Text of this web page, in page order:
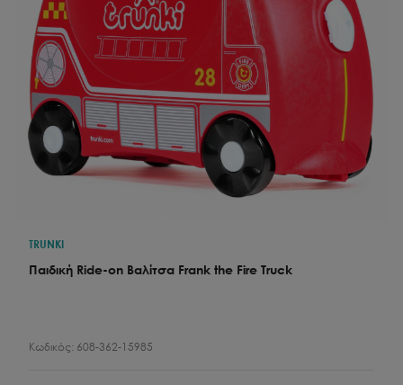
TRUNKI
Παιδική Ride-on Βαλίτσα Frank the Fire Truck
Κωδικός: 608-362-15985